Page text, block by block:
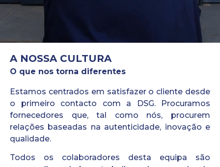
A NOSSA CULTURA
O que nos torna diferentes
Estamos centrados em satisfazer o cliente desde
o primeiro contacto com a DSG. Procuramos
fornecedores que, tal como nós, procurem
relações baseadas na autenticidade, inovação e
qualidade.
Todos os colaboradores desta equipa são